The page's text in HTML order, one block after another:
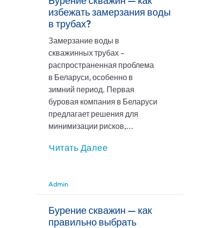
избежать замерзания воды
в трубах?
Замерзание воды в
скважинных трубах –
распространенная проблема
в Беларуси, особенно в
зимний период. Первая
буровая компания в Беларуси
предлагает решения для
минимизации рисков,...
Читать Далее
Admin
Бурение скважин — как
правильно выбрать